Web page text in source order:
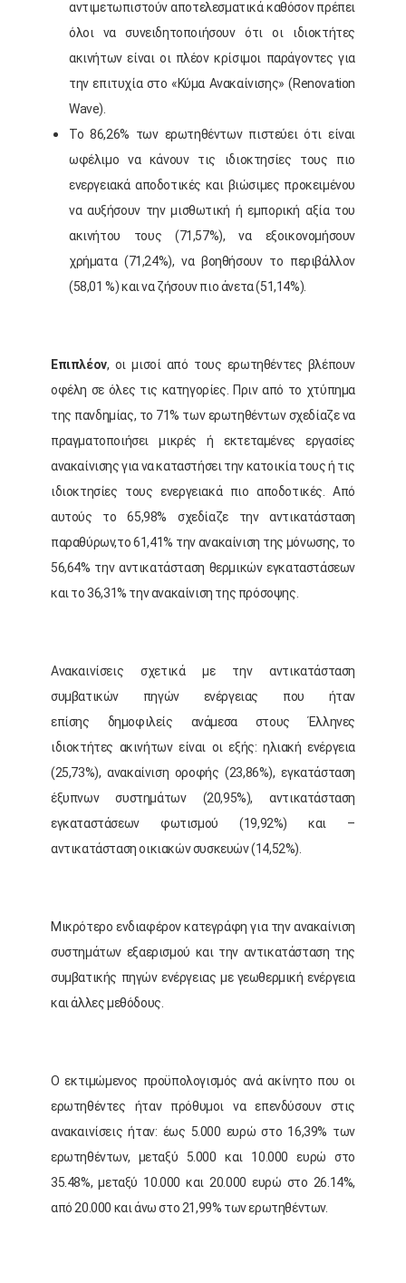
αντιμετωπιστούν αποτελεσματικά καθόσον πρέπει
όλοι να συνειδητοποιήσουν ότι οι ιδιοκτήτες
ακινήτων είναι οι πλέον κρίσιμοι παράγοντες για
την επιτυχία στο «Κύμα Ανακαίνισης» (Renovation
Wave).
Το 86,26% των ερωτηθέντων πιστεύει ότι είναι
ωφέλιμο να κάνουν τις ιδιοκτησίες τους πιο
ενεργειακά αποδοτικές και βιώσιμες προκειμένου
να αυξήσουν την μισθωτική ή εμπορική αξία του
ακινήτου τους (71,57%), να εξοικονομήσουν
χρήματα (71,24%), να βοηθήσουν το περιβάλλον
(58,01 %) και να ζήσουν πιο άνετα (51,14%).
Επιπλέον, οι μισοί από τους ερωτηθέντες βλέπουν
οφέλη σε όλες τις κατηγορίες. Πριν από το χτύπημα
της πανδημίας, το 71% των ερωτηθέντων σχεδίαζε να
πραγματοποιήσει μικρές ή εκτεταμένες εργασίες
ανακαίνισης για να καταστήσει την κατοικία τους ή τις
ιδιοκτησίες τους ενεργειακά πιο αποδοτικές. Από
αυτούς το 65,98% σχεδίαζε την αντικατάσταση
παραθύρων,το 61,41% την ανακαίνιση της μόνωσης, το
56,64% την αντικατάσταση θερμικών εγκαταστάσεων
και το 36,31% την ανακαίνιση της πρόσοψης.
Ανακαινίσεις σχετικά με την αντικατάσταση
συμβατικών πηγών ενέργειας που ήταν
επίσης δημοφιλείς ανάμεσα στους Έλληνες
ιδιοκτήτες ακινήτων είναι οι εξής: ηλιακή ενέργεια
(25,73%), ανακαίνιση οροφής (23,86%), εγκατάσταση
έξυπνων συστημάτων (20,95%), αντικατάσταση
εγκαταστάσεων φωτισμού (19,92%) και –
αντικατάσταση οικιακών συσκευών (14,52%).
Μικρότερο ενδιαφέρον κατεγράφη για την ανακαίνιση
συστημάτων εξαερισμού και την αντικατάσταση της
συμβατικής πηγών ενέργειας με γεωθερμική ενέργεια
και άλλες μεθόδους.
Ο εκτιμώμενος προϋπολογισμός ανά ακίνητο που οι
ερωτηθέντες ήταν πρόθυμοι να επενδύσουν στις
ανακαινίσεις ήταν: έως 5.000 ευρώ στο 16,39% των
ερωτηθέντων, μεταξύ 5.000 και 10.000 ευρώ στο
35.48%, μεταξύ 10.000 και 20.000 ευρώ στο 26.14%,
από 20.000 και άνω στο 21,99% των ερωτηθέντων.